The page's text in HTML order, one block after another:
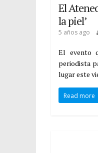
El
la piel’
5 años ago
El evento
periodista
lugar este
Read more